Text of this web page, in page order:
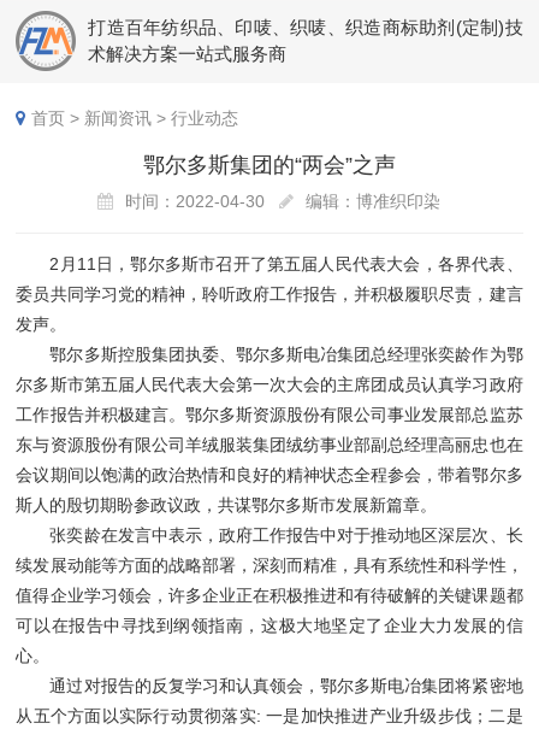
打造百年纺织品、印唛、织唛、织造商标助剂(定制)技
术解决方案一站式服务商
首页 > 新闻资讯 >行业动态
鄂尔多斯集团的“两会”之声
时间：2022-04-30 编辑：博准织印染
2月11日，鄂尔多斯市召开了第五届人民代表大会，各界代表、
委员共同学习党的精神，聆听政府工作报告，并积极履职尽责，建言
发声。
鄂尔多斯控股集团执委、鄂尔多斯电冶集团总经理张奕龄作为鄂
尔多斯市第五届人民代表大会第一次大会的主席团成员认真学习政府
工作报告并积极建言。鄂尔多斯资源股份有限公司事业发展部总监苏
东与资源股份有限公司羊绒服装集团绒纺事业部副总经理高丽忠也在
会议期间以饱满的政治热情和良好的精神状态全程参会，带着鄂尔多
斯人的殷切期盼参政议政，共谋鄂尔多斯市发展新篇章。
张奕龄在发言中表示，政府工作报告中对于推动地区深层次、长
续发展动能等方面的战略部署，深刻而精准，具有系统性和科学性，
值得企业学习领会，许多企业正在积极推进和有待破解的关键课题都
可以在报告中寻找到纲领指南，这极大地坚定了企业大力发展的信
心。
通过对报告的反复学习和认真领会，鄂尔多斯电冶集团将紧密地
从五个方面以实际行动贯彻落实: 一是加快推进产业升级步伐；二是